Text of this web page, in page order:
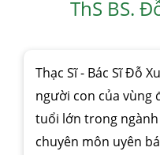
ThS BS.
Thạc Sĩ - Bác Sĩ Đỗ
người con của vùng
tuổi lớn trong
chuyên môn uyên